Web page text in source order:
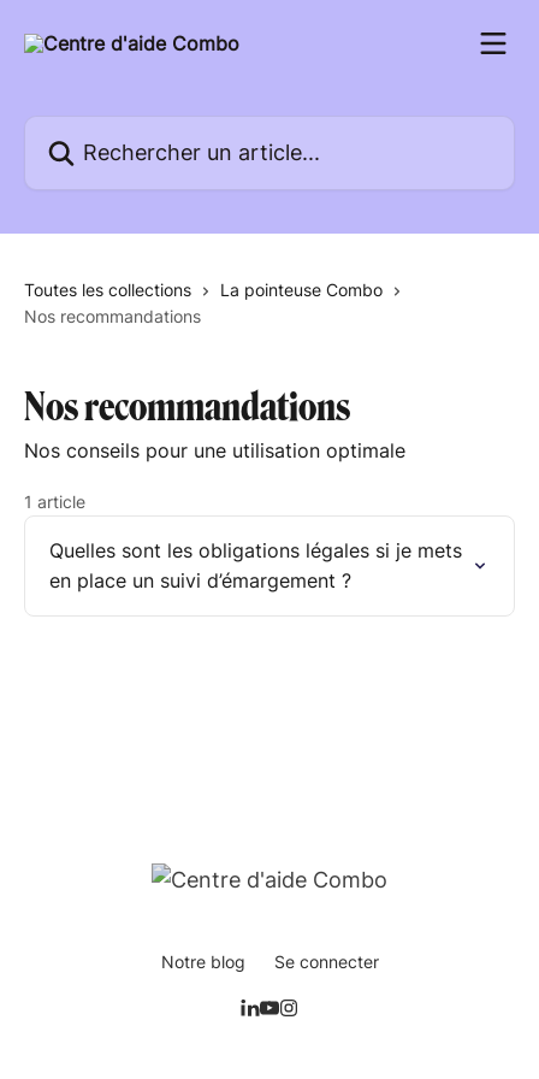
Toutes les collections
La pointeuse Combo
Nos recommandations
Nos recommandations
Nos conseils pour une utilisation optimale
1 article
Quelles sont les obligations légales si je mets
en place un suivi d’émargement ?
Notre blog Se connecter